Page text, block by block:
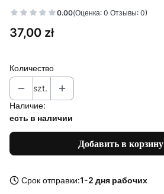
0.00(Оценка: 0 Отзывы: 0)
Цена
37,00 zł
Количество
szt.
Наличие:
есть в наличии
Добавить в корзину
Срок отправки:1-2 дня рабочих